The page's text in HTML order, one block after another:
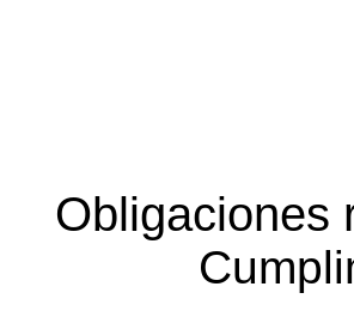
Obligaciones